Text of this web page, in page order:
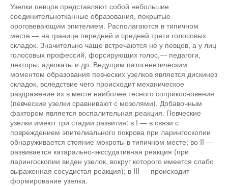
Узелки певцов представляют собой небольшие
соединительнотканные образования, покрытые
ороговевающим эпителием. Располагаются в типичном
месте — на границе передней и средней трети голосовых
складок. Значительно чаще встречаются не у певцов, а у лиц
голосовых профессий, форсирующих голос,— педагоги,
лекторы, адвокаты и др. Ведущим патогенетическим
моментом образования певческих узелков является дискинез
складок, вследствие чего происходит механическое
раздражение их в месте наиболее тесного соприкосновения
(певческие узелки сравнивают с мозолями). Добавочным
фактором является воспалительная реакция. Певческие
узелки имеют три стадии развития: в I — в связи с
повреждением эпителиального покрова при ларингоскопии
обнаруживается стояние мокроты в типичном месте; во II —
развивается катарально-экссудативная реакция (при
ларингоскопии виден узелок, вокруг которого имеется слабо
выраженная сосудистая реакция); в III — происходит
формирование узелка.